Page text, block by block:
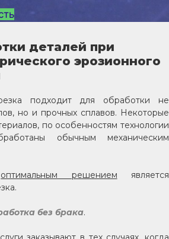
деталей при
эрозионного
подходит для обработки не
но и прочных сплавов. Некоторые
по особенностям технологии
обычным механическим
оптимальным решением является
без брака.